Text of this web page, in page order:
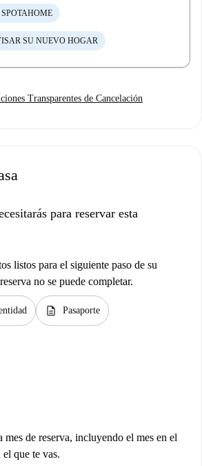
SU NUEVO HOGAR
Transparentes de Cancelación
para reservar esta
listos para el siguiente paso de su
no se puede completar.
description Pasaporte
mes de reserva, incluyendo el mes en el
el que te vas.